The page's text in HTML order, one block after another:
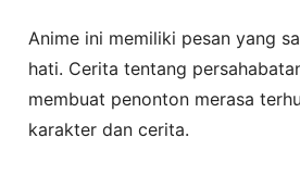
Anime ini memiliki pesan yang
hati. Cerita tentang
membuat penonton merasa
karakter dan cerita.